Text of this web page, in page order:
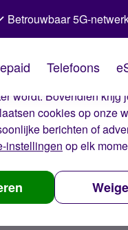
van Simyo
op onze website.
wordt. Bovendien
cookies op onze
berichten of
instellingen op elk
Betrouwbaar 5G-
Telefoons